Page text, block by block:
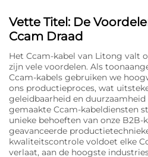
Vette Titel: De
Ccam Draad
Het Ccam-kabel van Litong valt
zijn vele voordelen. Als
Ccam-kabels gebruiken we
ons productieproces, wat
geleidbaarheid en
gemaakte Ccam-kabeldiensten
unieke behoeften van onze
geavanceerde
kwaliteitscontrole voldoet elke
verlaat, aan de hoogste